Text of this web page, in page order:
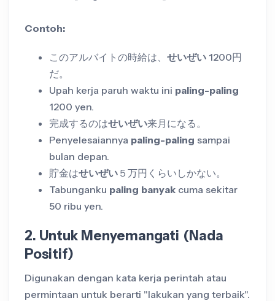
Contoh:
このアルバイトの時給は、 せいぜい 1200円
だ。
Upah kerja paruh waktu ini paling-paling
1200 yen.
完成するのはせいぜい来月になる。
Penyelesaiannya paling-paling sampai
bulan depan.
貯金はせいぜい ５万円くらいしかない。
Tabunganku paling banyak cuma sekitar
50 ribu yen.
2. Untuk Menyemangati (Nada
Positif)
Digunakan dengan kata kerja perintah atau
permintaan untuk berarti "lakukan yang terbaik".